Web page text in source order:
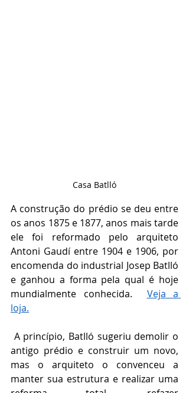
Casa Batlló
A construção do prédio se deu entre
os anos 1875 e 1877, anos mais tarde
ele foi reformado pelo arquiteto
Antoni Gaudí entre 1904 e 1906, por
encomenda do industrial Josep Batlló
e ganhou a forma pela qual é hoje
mundialmente conhecida. Veja a
loja.
antigo prédio e construir um novo,
mas o arquiteto o convenceu a
manter sua estrutura e realizar uma